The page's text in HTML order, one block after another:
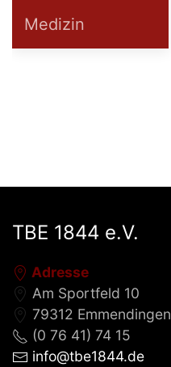
TBE 1844 e.V.
Adresse
Am Sportfeld 10
79312 Emmendingen
(0 76 41) 74 15
info@tbe1844.de